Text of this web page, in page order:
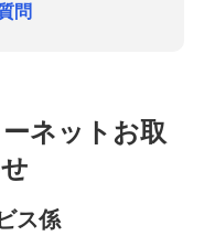
問
ネットお取
ス係